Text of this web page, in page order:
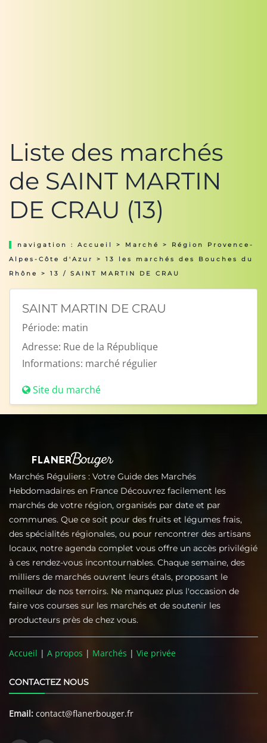
Liste des marchés
de SAINT MARTIN
DE CRAU (13)
navigation : Accueil > Marché > Région Provence-
Alpes-Côte d'Azur
> 13 les marchés des Bouches du
Rhône
> 13 / SAINT MARTIN DE CRAU
SAINT MARTIN DE CRAU
Période: matin
Adresse: Rue de la République
Informations: marché régulier
Site du marché
Marchés Réguliers : Votre Guide des Marchés
Hebdomadaires en France Découvrez facilement les
marchés de votre région, organisés par date et par
communes. Que ce soit pour des fruits et légumes frais,
des spécialités régionales, ou pour rencontrer des artisans
locaux, notre agenda complet vous offre un accès privilégié
à ces rendez-vous incontournables. Chaque semaine, des
milliers de marchés ouvrent leurs étals, proposant le
meilleur de nos terroirs. Ne manquez plus l'occasion de
faire vos courses sur les marchés et de soutenir les
producteurs près de chez vous.
Accueil | A propos | Marchés | Vie privée
CONTACTEZ NOUS
Email: contact@flanerbouger.fr